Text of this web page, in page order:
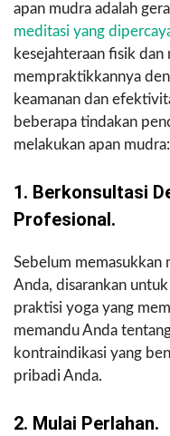
apan mudra adalah
meditasi yang
kesejahteraan fisik
mempraktikkannya
keamanan dan
beberapa tindakan
melakukan apan mudra:
1. Berkonsultasi
Profesional.
Sebelum memasukkan
Anda, disarankan
praktisi yoga yang
memandu Anda
kontraindikasi yang
pribadi Anda.
2. Mulai Perlahan.